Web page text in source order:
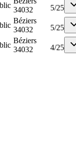
34032
5/25
Béziers
34032
5/25
Béziers
34032
4/25